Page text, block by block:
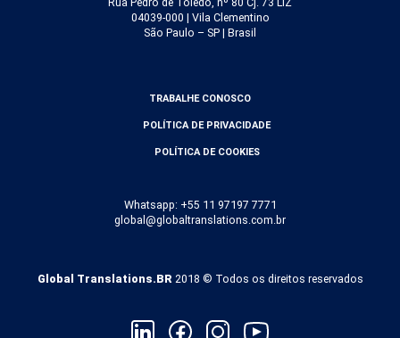
04039-000 | Vila Clementino
São Paulo – SP | Brasil
TRABALHE CONOSCO
POLÍTICA DE PRIVACIDADE
POLÍTICA DE COOKIES
Whatsapp: +55 11 97197 7771
global@globaltranslations.com.br
Global Translations.BR2018 © Todos os direitos reservados